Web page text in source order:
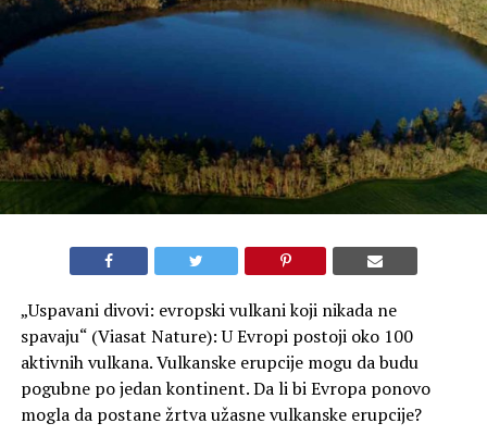
„Uspavani divovi: evropski vulkani koji nikada ne
spavaju“ (Viasat Nature): U Evropi postoji oko 100
aktivnih vulkana. Vulkanske erupcije mogu da budu
pogubne po jedan kontinent. Da li bi Evropa ponovo
mogla da postane žrtva užasne vulkanske erupcije?